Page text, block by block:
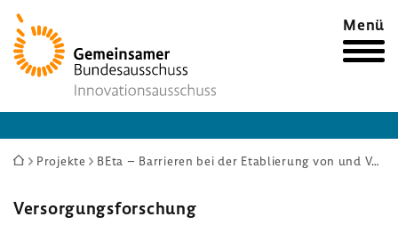
Zur
Startseite
Menü
Sie
hier:
Projekte BEta – Barrieren bei der Etablierung von und Versorgung in Medizinischen Zentren für Erwachsene mit Behinderung (MZEB): Eine bundesweite Studie nach dem Stakeholder‐Ansatz
Versor­gungs­for­schung